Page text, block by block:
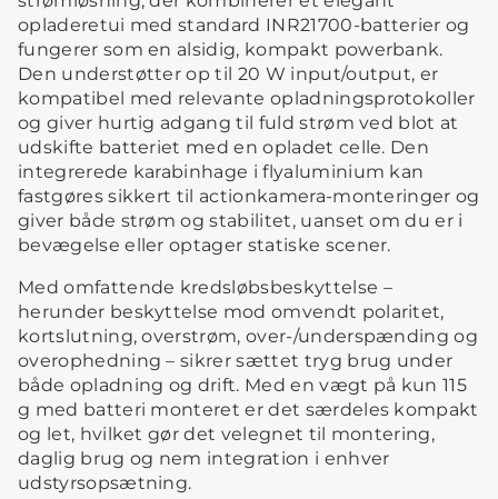
opladeretui med standard INR21700-batterier og
fungerer som en alsidig, kompakt powerbank.
Den understøtter op til 20 W input/output, er
kompatibel med relevante opladningsprotokoller
og giver hurtig adgang til fuld strøm ved blot at
udskifte batteriet med en opladet celle. Den
integrerede karabinhage i flyaluminium kan
fastgøres sikkert til actionkamera-monteringer og
giver både strøm og stabilitet, uanset om du er i
bevægelse eller optager statiske scener.
Med omfattende kredsløbsbeskyttelse –
herunder beskyttelse mod omvendt polaritet,
kortslutning, overstrøm, over-/underspænding og
overophedning – sikrer sættet tryg brug under
både opladning og drift. Med en vægt på kun 115
g med batteri monteret er det særdeles kompakt
og let, hvilket gør det velegnet til montering,
daglig brug og nem integration i enhver
udstyrsopsætning.